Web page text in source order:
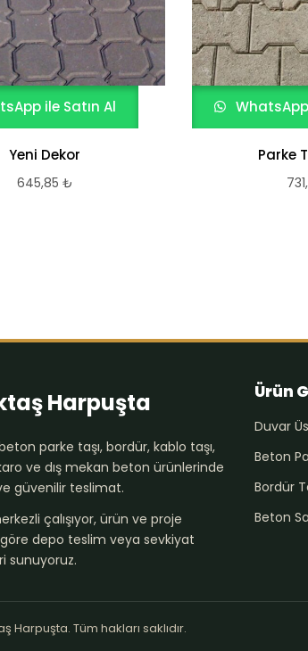
ile Satın Al
Yeni Dekor
645,85 ₺
Parke
Harpuşta
parke taşı, bordür, kablo taşı,
ve dış mekan beton ürünlerinde
güvenilir teslimat.
çalışıyor, ürün ve proje
depo teslim veya sevkiyat
sunuyoruz.
Ürün
Duvar
Beton
Bordür
Beton
Harpuşta. Tüm hakları saklıdır.